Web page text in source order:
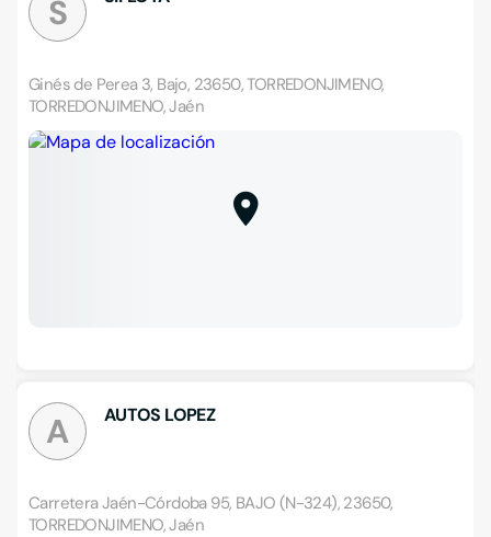
S
Ginés de Perea 3, Bajo, 23650, TORREDONJIMENO,
TORREDONJIMENO, Jaén
A AUTOS LOPEZ
Carretera Jaén-Córdoba 95, BAJO (N-324), 23650,
TORREDONJIMENO, Jaén